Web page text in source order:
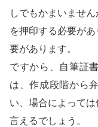
しでもかまいませ
を押印する必要が
要があります。
ですから、自筆証
は、作成段階から
い、場合によって
言えるでしょう。